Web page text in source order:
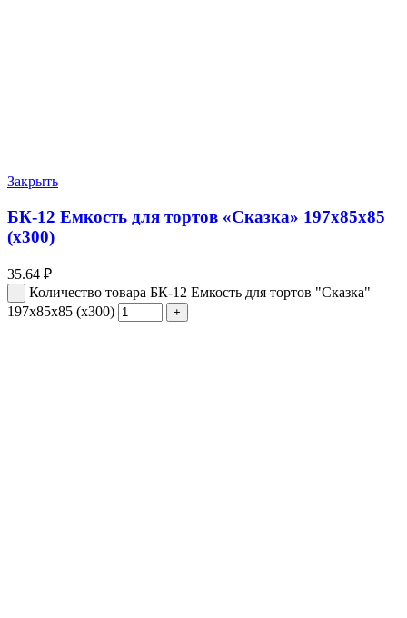
Закрыть
БК-12 Емкость для тортов «Сказка» 197х85х85
(х300)
35.64 ₽
Количество товара БК-12 Емкость для тортов "Сказка"
197х85х85 (х300)